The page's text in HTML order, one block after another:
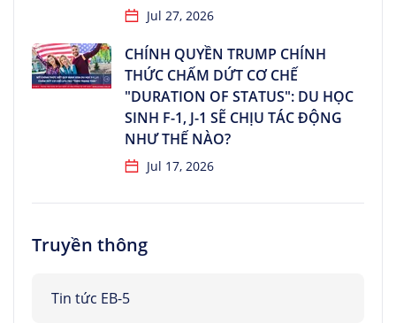
Jul 27, 2026
CHÍNH QUYỀN TRUMP CHÍNH
THỨC CHẤM DỨT CƠ CHẾ
"DURATION OF STATUS": DU HỌC
SINH F-1, J-1 SẼ CHỊU TÁC ĐỘNG
NHƯ THẾ NÀO?
Jul 17, 2026
Truyền thông
Tin tức EB-5